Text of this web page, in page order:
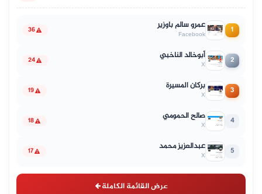
1 عمرو سالم باوزير
Facebook
36
2 أبوخالد الناخبي
X
24
3 بركان المسيرة
X
19
4 صالح الحمومي
X
18
5 عبدالعزيز محمد
X
17
عرض القائمة الكاملة